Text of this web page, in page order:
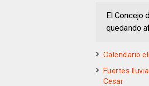
El Concejo
quedando
Calendario
Fuertes
Cesar